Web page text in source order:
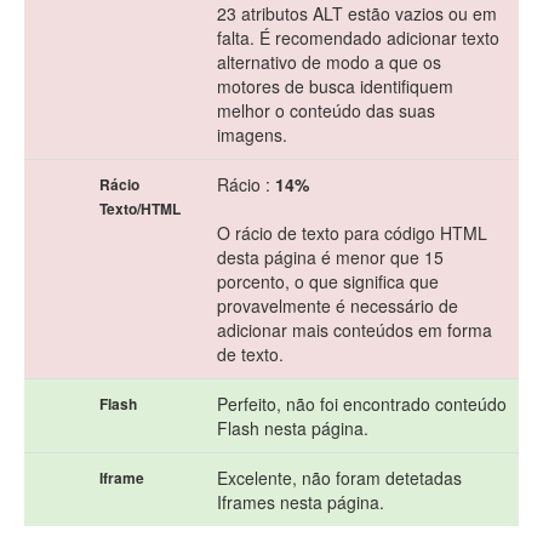
23 atributos ALT estão vazios ou em
falta. É recomendado adicionar texto
alternativo de modo a que os
motores de busca identifiquem
melhor o conteúdo das suas
imagens.
Rácio
Texto/HTML
Rácio : 14%
O rácio de texto para código HTML
desta página é menor que 15
porcento, o que significa que
provavelmente é necessário de
adicionar mais conteúdos em forma
de texto.
Flash
Perfeito, não foi encontrado conteúdo
Flash nesta página.
Iframe
Excelente, não foram detetadas
Iframes nesta página.